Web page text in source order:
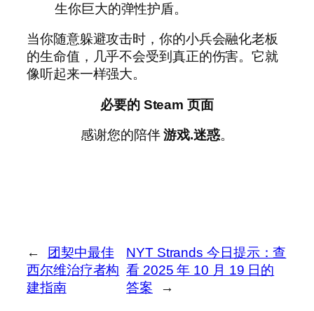
生你巨大的弹性护盾。
当你随意躲避攻击时，你的小兵会融化老板
的生命值，几乎不会受到真正的伤害。它就
像听起来一样强大。
必要的 Steam 页面
感谢您的陪伴游戏.迷惑。
←
团契中最佳
西尔维治疗者构
建指南
NYT Strands 今日提示：查
看 2025 年 10 月 19 日的
答案
→